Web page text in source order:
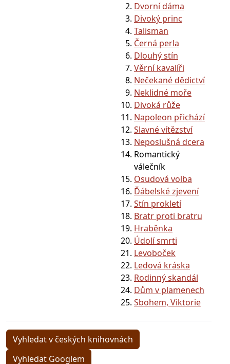
Dvorní dáma
Divoký princ
Talisman
Černá perla
Dlouhý stín
Věrní kavalíři
Nečekané dědictví
Neklidné moře
Divoká růže
Napoleon přichází
Slavné vítězství
Neposlušná dcera
Romantický
válečník
Osudová volba
Ďábelské zjevení
Stín prokletí
Bratr proti bratru
Hraběnka
Údolí smrti
Levoboček
Ledová kráska
Rodinný skandál
Dům v plamenech
Sbohem, Viktorie
Vyhledat v českých knihovnách
Vyhledat Googlem